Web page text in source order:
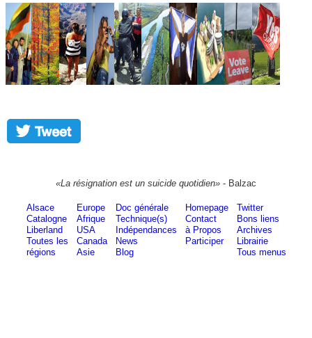
«La résignation est un suicide quotidien» - Balzac
Alsace
Catalogne
Liberland
Toutes les
régions
Europe
Afrique
USA
Canada
Asie
Doc générale
Technique(s)
Indépendances
News
Blog
Homepage
Contact
à Propos
Participer
Twitter
Bons liens
Archives
Librairie
Tous menus